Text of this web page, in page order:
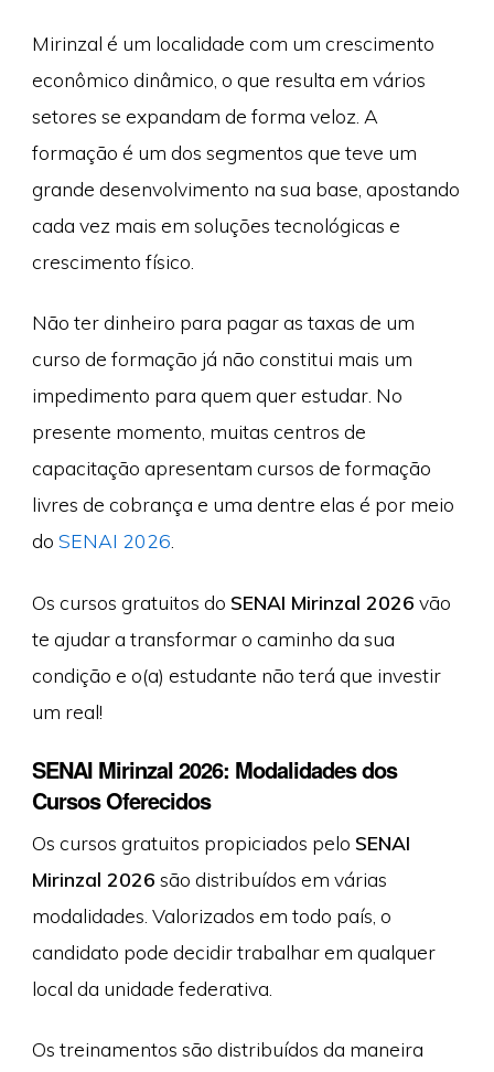
Mirinzal é um localidade com um crescimento
econômico dinâmico, o que resulta em vários
setores se expandam de forma veloz. A
formação é um dos segmentos que teve um
grande desenvolvimento na sua base, apostando
cada vez mais em soluções tecnológicas e
crescimento físico.
Não ter dinheiro para pagar as taxas de um
curso de formação já não constitui mais um
impedimento para quem quer estudar. No
presente momento, muitas centros de
capacitação apresentam cursos de formação
livres de cobrança e uma dentre elas é por meio
do SENAI 2026
Os cursos gratuitos do SENAI Mirinzal 2026 vão
te ajudar a transformar o caminho da sua
condição e o(a) estudante não terá que investir
um real!
SENAI Mirinzal 2026: Modalidades dos
Cursos Oferecidos
Os cursos gratuitos propiciados pelo SENAI
Mirinzal 2026 são distribuídos em várias
modalidades. Valorizados em todo país, o
candidato pode decidir trabalhar em qualquer
local da unidade federativa.
Os treinamentos são distribuídos da maneira